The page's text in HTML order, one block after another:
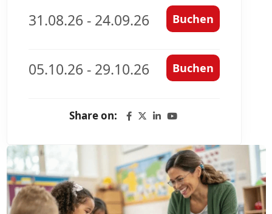
31.08.26 - 24.09.26 Buchen
05.10.26 - 29.10.26 Buchen
Share on: